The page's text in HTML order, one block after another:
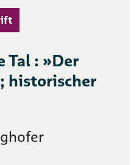
Tal : »Der
historischer